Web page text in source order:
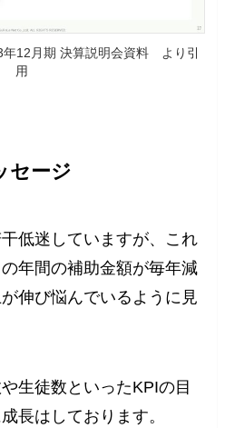
12月期 決算説明会資料 より引
用
セージ
低迷していますが、これ
年間の補助金額が毎年減
伸び悩んでいるように見
生徒数といったKPIの目
長はしております。